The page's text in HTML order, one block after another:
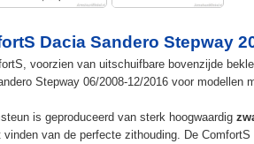
Dacia Sandero Stepway
voorzien van uitschuifbare bovenzijde
Stepway 06/2008-12/2016 voor modellen
is geproduceerd van sterk hoogwaardig
van de perfecte zithouding. De